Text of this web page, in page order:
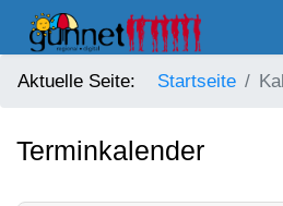
Aktuelle Seite: Startseite
Terminkalender